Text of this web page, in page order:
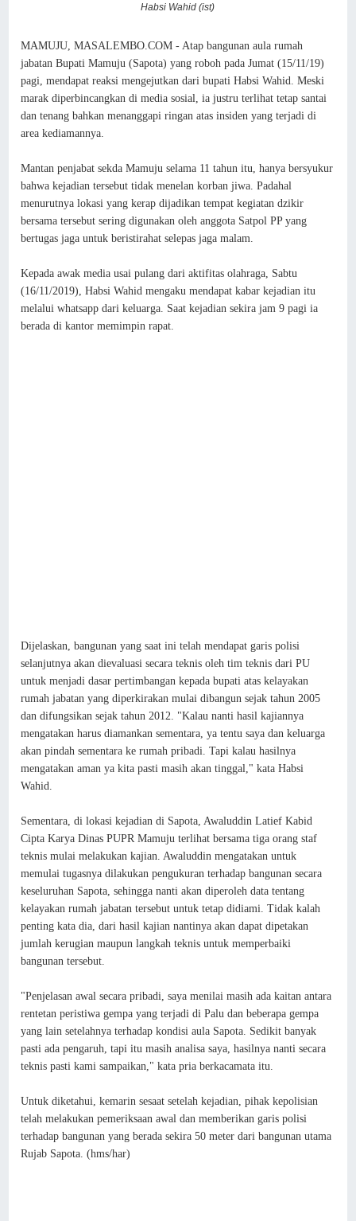
Habsi Wahid (ist)
MAMUJU, MASALEMBO.COM - Atap bangunan aula rumah
jabatan Bupati Mamuju (Sapota) yang roboh pada Jumat (15/11/19)
pagi, mendapat reaksi mengejutkan dari bupati Habsi Wahid. Meski
marak diperbincangkan di media sosial, ia justru terlihat tetap santai
dan tenang bahkan menanggapi ringan atas insiden yang terjadi di
area kediamannya.
Mantan penjabat sekda Mamuju selama 11 tahun itu, hanya bersyukur
bahwa kejadian tersebut tidak menelan korban jiwa. Padahal
menurutnya lokasi yang kerap dijadikan tempat kegiatan dzikir
bersama tersebut sering digunakan oleh anggota Satpol PP yang
bertugas jaga untuk beristirahat selepas jaga malam.
Kepada awak media usai pulang dari aktifitas olahraga, Sabtu
(16/11/2019), Habsi Wahid mengaku mendapat kabar kejadian itu
melalui whatsapp dari keluarga. Saat kejadian sekira jam 9 pagi ia
berada di kantor memimpin rapat.
Dijelaskan, bangunan yang saat ini telah mendapat garis polisi
selanjutnya akan dievaluasi secara teknis oleh tim teknis dari PU
untuk menjadi dasar pertimbangan kepada bupati atas kelayakan
rumah jabatan yang diperkirakan mulai dibangun sejak tahun 2005
dan difungsikan sejak tahun 2012. "Kalau nanti hasil kajiannya
mengatakan harus diamankan sementara, ya tentu saya dan keluarga
akan pindah sementara ke rumah pribadi. Tapi kalau hasilnya
mengatakan aman ya kita pasti masih akan tinggal," kata Habsi
Wahid.
Sementara, di lokasi kejadian di Sapota, Awaluddin Latief Kabid
Cipta Karya Dinas PUPR Mamuju terlihat bersama tiga orang staf
teknis mulai melakukan kajian. Awaluddin mengatakan untuk
memulai tugasnya dilakukan pengukuran terhadap bangunan secara
keseluruhan Sapota, sehingga nanti akan diperoleh data tentang
kelayakan rumah jabatan tersebut untuk tetap didiami. Tidak kalah
penting kata dia, dari hasil kajian nantinya akan dapat dipetakan
jumlah kerugian maupun langkah teknis untuk memperbaiki
bangunan tersebut.
"Penjelasan awal secara pribadi, saya menilai masih ada kaitan antara
rentetan peristiwa gempa yang terjadi di Palu dan beberapa gempa
yang lain setelahnya terhadap kondisi aula Sapota. Sedikit banyak
pasti ada pengaruh, tapi itu masih analisa saya, hasilnya nanti secara
teknis pasti kami sampaikan," kata pria berkacamata itu.
Untuk diketahui, kemarin sesaat setelah kejadian, pihak kepolisian
telah melakukan pemeriksaan awal dan memberikan garis polisi
terhadap bangunan yang berada sekira 50 meter dari bangunan utama
Rujab Sapota. (hms/har)